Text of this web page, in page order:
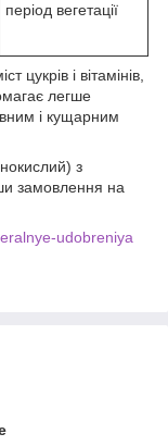
період вегетації
цукрів і вітамінів,
легше
і кущарним
з
замовлення на
udobreniya